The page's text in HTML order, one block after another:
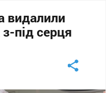
видалили
під серця